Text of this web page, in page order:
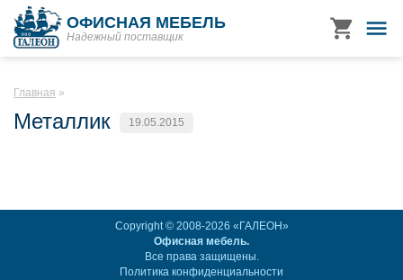
ОФИСНАЯ МЕБЕЛЬ
Надежный поставщик
Главная
Металлик 19.05.2015
Copyright © 2008-2026 «ГАЛЕОН»
Офисная мебель.
Все права защищены.
Политика конфиденциальности